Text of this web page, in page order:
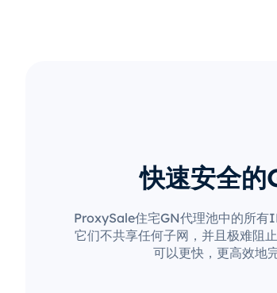
快速安全的
ProxySale住宅GN代理池中的所有
它们不共享任何子网，并且极难阻
可以更快，更高效地